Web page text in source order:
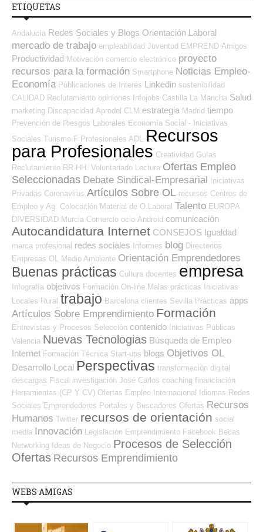
ETIQUETAS
Andalucía Redes Sociales y Blogs Orientación Laboral
mercado de trabajo empleabilidad Juventud EMPREND Amigos
Productividad Motivación comercio electrónico proyecto
recursos para la formación Smartphone Noticias Empleo-
Economía Publicaciones de Interés Linkedin sostenibilidad
CALIDAD Reclutamiento opiniones Infojobs Castilla La Mancha Salud
marketing Discapacidad Aprodel CLM estrategia Madrid tiempo
Prevención de Riesgos Laborales Economía Social - Iniciativas
Sociales Turismo F Profesionales ADL
Recursos
para Profesionales Creatividad Guías
Reclutamiento RR.HH. Voluntariado Lectura Ofertas Empleo
Seleccionadas Debate Sindical-Empresarial Iniciativas
Privadas Coronavirus Artículos Sobre OL recursos Centros de
Empleo y Ag. Colocación Material de O.Laboral Talento EUROPA
DIVERSIDAD Murcia Comercio ocio Android comunicación
Autocandidatura Internet CONSEJOS Igualdad
marca profesional redes sociales Informes blog Directorios
Empresas OL
Medio Ambiente Orientación Emprendedores
Buenas prácticas Cultura docentes empresa
Infografía objetivos Formación On-line Malas prácticas Iniciativas
Locales Rural trabajo Barcelona clientes Sevilla Prácticas apps
Artículos Sobre Emprendimiento Formación
Entrevistas y Procesos Selección contenido Iniciativas Públicas
Valencia Nuevas Tecnologias Búsqueda de Empleo
Internet Formación Técnica Start-ups blogs Objetivos OL
Desarrollo Local Perspectivas transformación digital
descargas Fiscal investigación José Carlos coaching financiación
Herramientas (CP Y CV) Ofertas Empleo Internacional Idiomas Redes
Sociales Emprendedores Portales y Buscadores Ofertas Recursos
Humanos Twitter recursos de orientación social
media Innovación Legislación Emprendimiento Facebook Becas
Networking Ideas de Negocio Procesos de Selección
Ofertas Recursos Emprendimiento
WEBS AMIGAS